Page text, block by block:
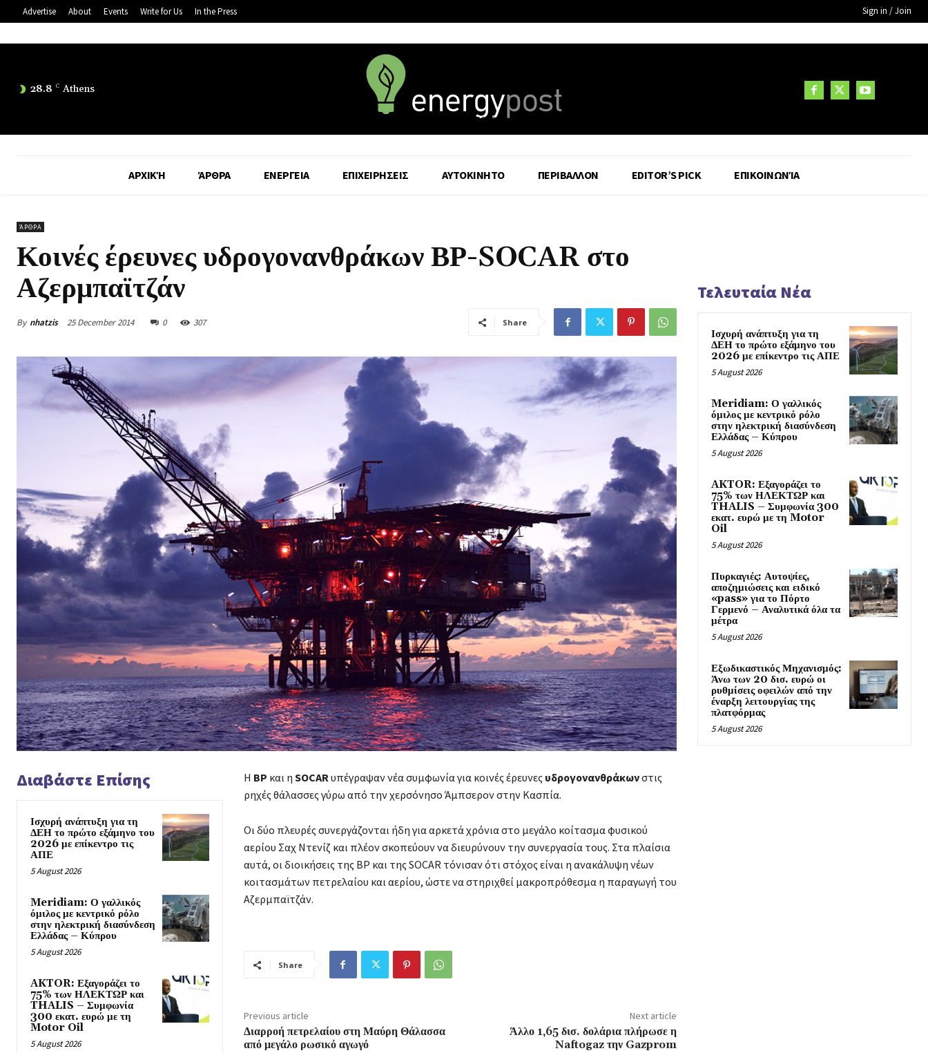
Advertise About Events Write for Us In the Press Sign in / Join
28.8 C Athens
6 August - 2026
ΑΡΧΙΚΉ ΆΡΘΡΑ ΕΝΕΡΓΕΙΑ ΕΠΙΧΕΙΡΗΣΕΙΣ ΑΥΤΟΚΙΝΗΤΟ ΠΕΡΙΒΑΛΛΟΝ EDITOR’S PICK ΕΠΙΚΟΙΝΩΝΊΑ
ΆΡΘΡΑ
Κοινές έρευνες υδρογονανθράκων ΒΡ-SOCAR στο
Αζερμπαϊτζάν
By nhatzis 25 December 2014 0 307 Share
Διαβάστε Επίσης
Ισχυρή ανάπτυξη για τη
ΔΕΗ το πρώτο εξάμηνο του
2026 με επίκεντρο τις
ΑΠΕ
5 August 2026
Meridiam: Ο γαλλικός
όμιλος με κεντρικό ρόλο
στην ηλεκτρική διασύνδεση
Ελλάδας – Κύπρου
5 August 2026
AKTOR: Εξαγοράζει το
75% των ΗΛΕΚΤΩΡ και
THALIS – Συμφωνία
300 εκατ. ευρώ με τη
Motor Oil
5 August 2026
Η ΒΡ και η SOCARυπέγραψαν νέα συμφωνία για κοινές έρευνες υδρογονανθράκωνστις
ρηχές θάλασσες γύρω από την χερσόνησο Άμπσερον στην Κασπία.
Οι δύο πλευρές συνεργάζονται ήδη για αρκετά χρόνια στο μεγάλο κοίτασμα φυσικού
αερίου Σαχ Ντενίζ και πλέον σκοπεύουν να διευρύνουν την συνεργασία τους. Στα πλαίσια
αυτά, οι διοικήσεις της ΒΡ και της SOCAR τόνισαν ότι στόχος είναι η ανακάλυψη νέων
κοιτασμάτων πετρελαίου και αερίου, ώστε να στηριχθεί μακροπρόθεσμα η παραγωγή του
Αζερμπαϊτζάν.
Share
Previous article
Διαρροή πετρελαίου στη Μαύρη Θάλασσα
από μεγάλο ρωσικό αγωγό
Next article
Άλλο 1,65 δισ. δολάρια πλήρωσε η
Naftogaz την Gazprom
Τελευταία Νέα
Ισχυρή ανάπτυξη για τη
ΔΕΗ το πρώτο εξάμηνο του
2026 με επίκεντρο τις ΑΠΕ
5 August 2026
Meridiam: Ο γαλλικός
όμιλος με κεντρικό ρόλο
στην ηλεκτρική διασύνδεση
Ελλάδας – Κύπρου
5 August 2026
AKTOR: Εξαγοράζει το
75% των ΗΛΕΚΤΩΡ και
THALIS – Συμφωνία 300
εκατ. ευρώ με τη Motor
Oil
5 August 2026
Πυρκαγιές: Αυτοψίες,
αποζημιώσεις και ειδικό
«pass» για το Πόρτο
Γερμενό – Αναλυτικά όλα τα
μέτρα
5 August 2026
Εξωδικαστικός Μηχανισμός:
Άνω των 20 δισ. ευρώ οι
ρυθμίσεις οφειλών από την
έναρξη λειτουργίας της
πλατφόρμας
5 August 2026